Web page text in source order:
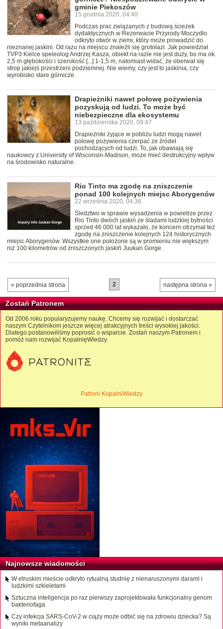
gminie Piekoszów
15 grudnia 2020, 04:40
Podczas prac związanych z budową ścieżek
dydaktycznych w Rezerwacie Przyrody Moczydło
odkryto otwór w ziemi, który może prowadzić do
nieznanej jaskini. Od razu na miejscu znaleźli się grotołazi. Jak powiedział
TVP3 Kielce speleolog Andrzej Kasza, obiekt na razie nie jest duży, bo ma ok.
2,5 m głębokości i szerokość [...] 1-1,5 m, natomiast widać, że oberwał się
strop jakiejś przestrzeni podziemnej. Nie wiemy, czy jest to jaskinia, czy
wyrobisko stare górnicze.
Drapieżniki nawet połowę pożywienia
pozyskują od ludzi. To może być
niebezpieczne dla ekosystemu
13 października 2020, 09:47
Drapieżniki żyjące w pobliżu ludzi mogą nawet
połowę pożywienia czerpać ze źródeł
pochodzących od ludzi. To, jak obawiają się
naukowcy z University of Wisconsin-Madison, może mieć destrukcyjny wpływ
na środowisko naturalne.
Rio Tinto ma zgodę na zniszczenie
ponad 100 kolejnych miejsc Aborygenów
22 września 2020, 04:36
Śledztwo w sprawie wysadzenia w powietrze przez
Rio Tinto dwóch jaskiń ze śladami ludzkiej bytności
sprzed 46 000 lat wykazało, że koncern otrzymał też
zgodę na zniszczenie kolejnych 124 historycznych
miejsc Aborygenów. Wszystkie one położone są w promieniu nie większym
niż 100 kilometrów od zniszczonych jaskiń Juukan Gorge.
« poprzednia strona następna strona »
2
Zostań Patronem
Od 2006 roku popularyzujemy naukę. Chcemy się rozwijać i dostarczać
naszym Czytelnikom jeszcze więcej atrakcyjnych treści wysokiej jakości.
Dlatego postanowiliśmy poprosić o wsparcie. Zostań naszym Patronem i
pomóż nam rozwijać KopalnięWiedzy.
Patroni KopalniWiedzy
Najnowsze wiadomości
W etruskim mieście odkryto rytualną studnię z nienaruszonymi darami i
ludzkimi szkieletami
Sztuczna inteligencja po raz pierwszy zaprojektowała funkcjonalny genom
bakteriofaga
Czy infekcja SARS-CoV-2 w ciąży może odbić się na zdrowiu dziecka? Są
wyniki metaanalizy